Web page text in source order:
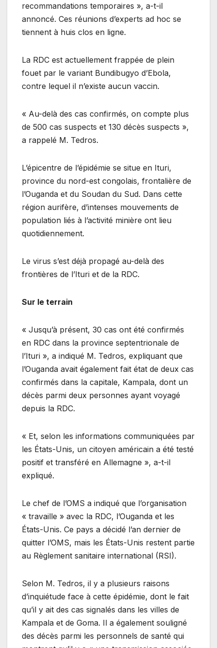
recommandations temporaires », a-t-il
annoncé. Ces réunions d’experts ad hoc se
tiennent à huis clos en ligne.
La RDC est actuellement frappée de plein
fouet par le variant Bundibugyo d’Ebola,
contre lequel il n’existe aucun vaccin.
« Au-delà des cas confirmés, on compte plus
de 500 cas suspects et 130 décès suspects »,
a rappelé M. Tedros.
L’épicentre de l’épidémie se situe en Ituri,
province du nord-est congolais, frontalière de
l’Ouganda et du Soudan du Sud. Dans cette
région aurifère, d’intenses mouvements de
population liés à l’activité minière ont lieu
quotidiennement.
Le virus s’est déjà propagé au-delà des
frontières de l’Ituri et de la RDC.
Sur le terrain
« Jusqu’à présent, 30 cas ont été confirmés
en RDC dans la province septentrionale de
l’Ituri », a indiqué M. Tedros, expliquant que
l’Ouganda avait également fait état de deux cas
confirmés dans la capitale, Kampala, dont un
décès parmi deux personnes ayant voyagé
depuis la RDC.
« Et, selon les informations communiquées par
les États-Unis, un citoyen américain a été testé
positif et transféré en Allemagne », a-t-il
expliqué.
Le chef de l’OMS a indiqué que l’organisation
« travaille » avec la RDC, l’Ouganda et les
États-Unis. Ce pays a décidé l’an dernier de
quitter l’OMS, mais les États-Unis restent partie
au Règlement sanitaire international (RSI).
Selon M. Tedros, il y a plusieurs raisons
d’inquiétude face à cette épidémie, dont le fait
qu’il y ait des cas signalés dans les villes de
Kampala et de Goma. Il a également souligné
des décès parmi les personnels de santé qui